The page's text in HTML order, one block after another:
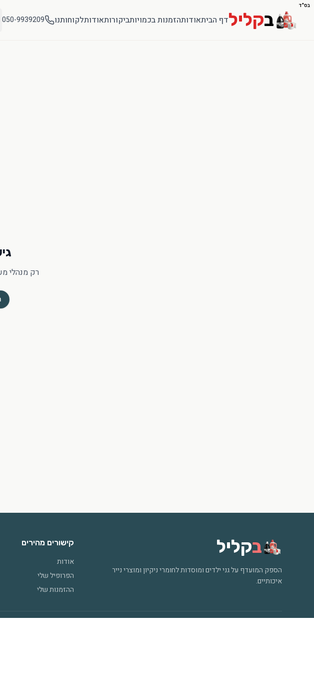
בס"ד
בקלילדף הביתאודותהזמנות בכמויותביקורותאודותלקוחותנו 050-9939209
רק מנהלי
בקליל
הספק המועדף על גני ילדים ומוסדות לחומרי ניקיון ומוצרי נייר
איכותיים.
קישורים מהירים
אודות
הפרופיל שלי
ההזמנות שלי